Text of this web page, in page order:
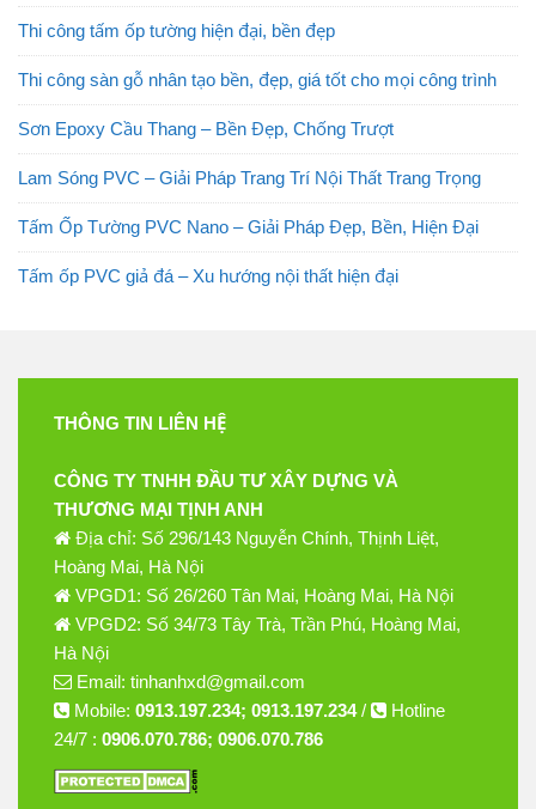
Thi công tấm ốp tường hiện đại, bền đẹp
Thi công sàn gỗ nhân tạo bền, đẹp, giá tốt cho mọi công trình
Sơn Epoxy Cầu Thang – Bền Đẹp, Chống Trượt
Lam Sóng PVC – Giải Pháp Trang Trí Nội Thất Trang Trọng
Tấm Ốp Tường PVC Nano – Giải Pháp Đẹp, Bền, Hiện Đại
Tấm ốp PVC giả đá – Xu hướng nội thất hiện đại
THÔNG TIN LIÊN HỆ
CÔNG TY TNHH ĐẦU TƯ XÂY DỰNG VÀ
THƯƠNG MẠI TỊNH ANH
Địa chỉ: Số 296/143 Nguyễn Chính, Thịnh Liệt,
Hoàng Mai, Hà Nội
VPGD1: Số 26/260 Tân Mai, Hoàng Mai, Hà Nội
VPGD2: Số 34/73 Tây Trà, Trần Phú, Hoàng Mai,
Hà Nội
Email: tinhanhxd@gmail.com
Mobile: 0913.197.234; 0913.197.234/
Hotline
24/7 : 0906.070.786; 0906.070.786